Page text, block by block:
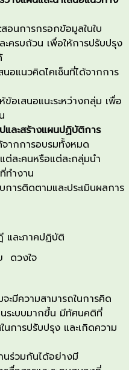
สอนการกรอกข้อมูลในใบ
ครบถ้วน เพื่อให้การปรับปรุง
นอแนวคิดไคเซ็นที่ได้จากการ
ข้อเสนอแนะระหว่างกลุ่ม เพื่อ
และสร้างแผนปฏิบัติการ
จากการอบรมทั้งหมด
ต่ละคนหรือแต่ละกลุ่มนำ
ทำงาน
การติดตามและประเมินผลการ
ะภาคปฏิบัติ
ดวงใจ
ะมีความสามารถในการคิด
นระบบมากขึ้น มีทัศนคติที่
นการปรับปรุง และเกิดความ
นร่วมกันได้อย่างมี